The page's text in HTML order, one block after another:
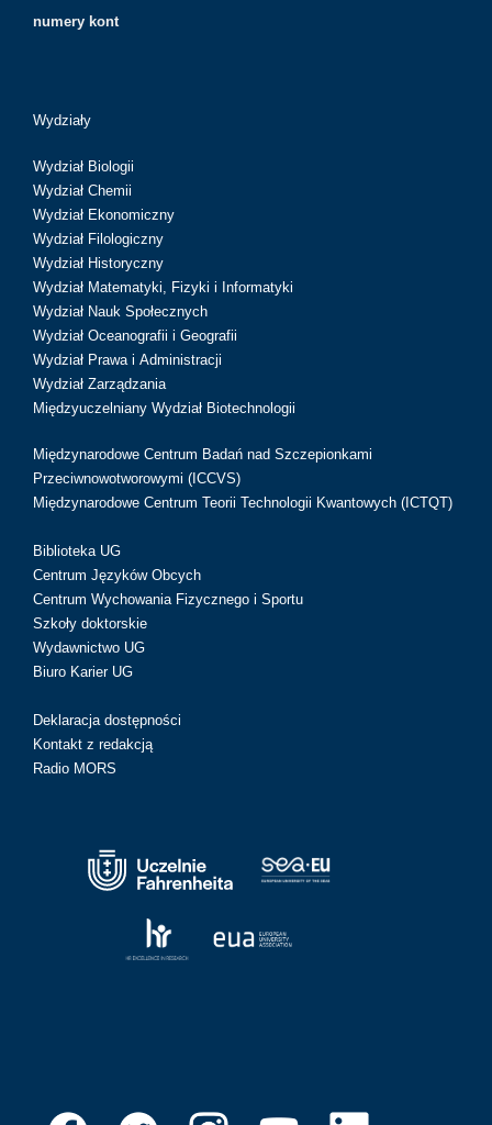
numery kont
Wydziały
Wydział Biologii
Wydział Chemii
Wydział Ekonomiczny
Wydział Filologiczny
Wydział Historyczny
Wydział Matematyki, Fizyki i Informatyki
Wydział Nauk Społecznych
Wydział Oceanografii i Geografii
Wydział Prawa i Administracji
Wydział Zarządzania
Międzyuczelniany Wydział Biotechnologii
Międzynarodowe Centrum Badań nad Szczepionkami
Przeciwnowotworowymi (ICCVS)
Międzynarodowe Centrum Teorii Technologii Kwantowych (ICTQT)
Biblioteka UG
Centrum Języków Obcych
Centrum Wychowania Fizycznego i Sportu
Szkoły doktorskie
Wydawnictwo UG
Biuro Karier UG
Deklaracja dostępności
Kontakt z redakcją
Radio MORS